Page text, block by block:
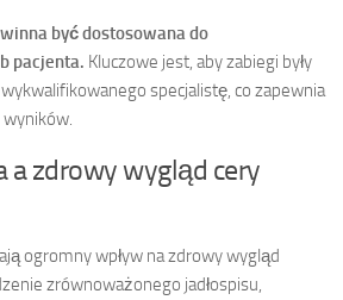
być dostosowana do
pacjenta. Kluczowe jest, aby zabiegi były
specjalistę, co zapewnia
a zdrowy wygląd cery
ogromny wpływ na zdrowy wygląd
zrównoważonego jadłospisu,